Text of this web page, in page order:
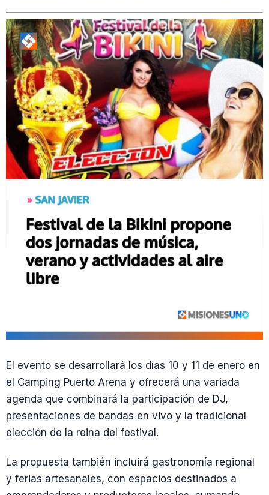
El evento se desarrollará los días 10 y 11 de enero en
el Camping Puerto Arena y ofrecerá una variada
agenda que combinará la participación de DJ,
presentaciones de bandas en vivo y la tradicional
elección de la reina del festival.
La propuesta también incluirá gastronomía regional
y ferias artesanales, con espacios destinados a